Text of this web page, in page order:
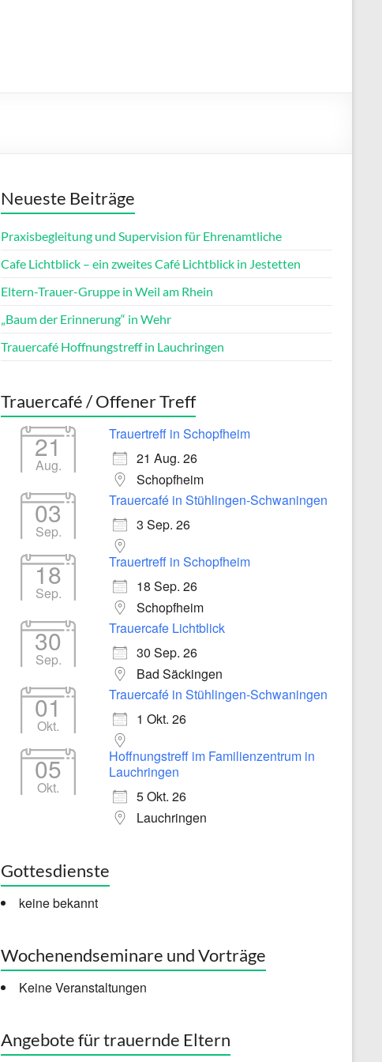
Office 365
Neueste Beiträge
Praxisbegleitung und Supervision für Ehrenamtliche
Cafe Lichtblick – ein zweites Café Lichtblick in Jestetten
Eltern-Trauer-Gruppe in Weil am Rhein
„Baum der Erinnerung“ in Wehr
Trauercafé Hoffnungstreff in Lauchringen
Trauercafé / Offener Treff
21
Aug.
Trauertreff in Schopfheim
21 Aug. 26
Schopfheim
03
Sep.
Trauercafé in Stühlingen-Schwaningen
3 Sep. 26
18
Sep.
Trauertreff in Schopfheim
18 Sep. 26
Schopfheim
30
Sep.
Trauercafe Lichtblick
30 Sep. 26
Bad Säckingen
01
Okt.
Trauercafé in Stühlingen-Schwaningen
1 Okt. 26
05
Okt.
Hoffnungstreff im Familienzentrum in
Lauchringen
5 Okt. 26
Lauchringen
Gottesdienste
keine bekannt
Wochenendseminare und Vorträge
Keine Veranstaltungen
Angebote für trauernde Eltern